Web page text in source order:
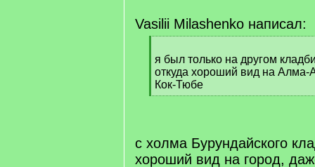
Vasilii Milashenko написал:
q
]
я был только на другом
откуда хороший вид на Алма-
Кок-Тюбе
[
с холма Бурундайского
хороший вид на город,